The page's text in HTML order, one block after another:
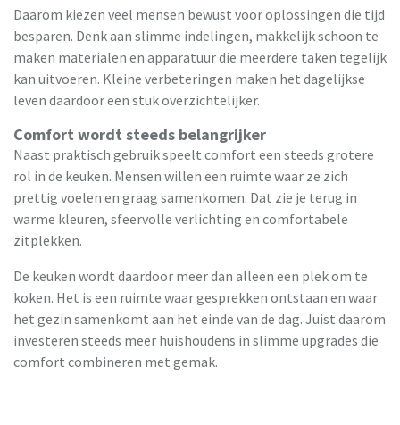
Daarom kiezen veel mensen bewust voor oplossingen die tijd
besparen. Denk aan slimme indelingen, makkelijk schoon te
maken materialen en apparatuur die meerdere taken tegelijk
kan uitvoeren. Kleine verbeteringen maken het dagelijkse
leven daardoor een stuk overzichtelijker.
Comfort wordt steeds belangrijker
Naast praktisch gebruik speelt comfort een steeds grotere
rol in de keuken. Mensen willen een ruimte waar ze zich
prettig voelen en graag samenkomen. Dat zie je terug in
warme kleuren, sfeervolle verlichting en comfortabele
zitplekken.
De keuken wordt daardoor meer dan alleen een plek om te
koken. Het is een ruimte waar gesprekken ontstaan en waar
het gezin samenkomt aan het einde van de dag. Juist daarom
investeren steeds meer huishoudens in slimme upgrades die
comfort combineren met gemak.